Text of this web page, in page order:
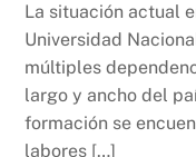
La situación actual
Universidad
múltiples
largo y ancho del
formación se
labores […]